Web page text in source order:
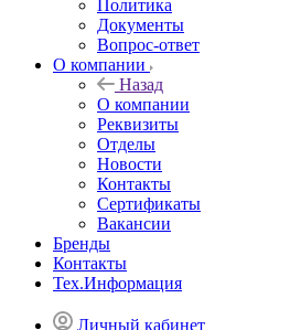
Политика
Документы
Вопрос-ответ
О компании
Назад
О компании
Реквизиты
Отделы
Новости
Контакты
Сертификаты
Вакансии
Бренды
Контакты
Тех.Информация
Личный кабинет